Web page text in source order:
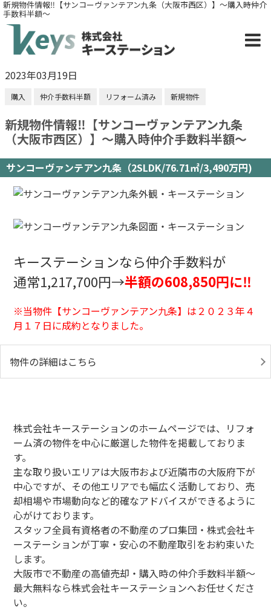
新規物件情報‼【サンコーヴァンテアン九条（大阪市西区）】～購入時仲介
手数料半額～
2023年03月19日
購入 仲介手数料半額 リフォーム済み 新規物件
新規物件情報‼【サンコーヴァンテアン九条
（大阪市西区）】～購入時仲介手数料半額～
サンコーヴァンテアン九条（2SLDK/76.71㎡/3,490万円)
キーステーションなら仲介手数料が
通常1,217,700円→半額の608,850円に‼
※当物件【サンコーヴァンテアン九条】は２０２３年４
月１７日に成約となりました。
物件の詳細はこちら
株式会社キーステーションのホームページでは、リフォ
ーム済の物件を中心に厳選した物件を掲載しておりま
す。
主な取り扱いエリアは大阪市および近隣市の大阪府下が
中心ですが、その他エリアでも幅広く活動しており、売
却相場や市場動向など的確なアドバイスができるように
心がけております。
スタッフ全員有資格者の不動産のプロ集団・株式会社キ
ーステーションが丁寧・安心の不動産取引をお約束いた
します。
大阪市で不動産の高値売却・購入時の仲介手数料半額～
最大無料なら株式会社キーステーションへお任せくださ
い。